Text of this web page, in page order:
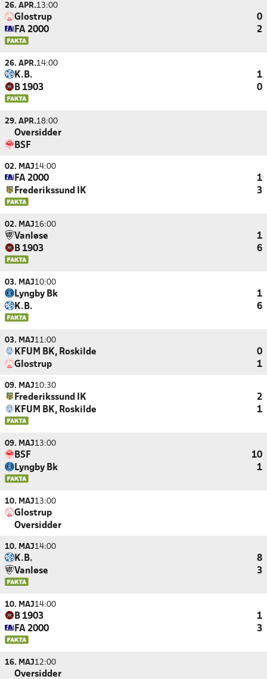
26. APR.13:00
Glostrup
0
FA 2000
2
26. APR.14:00
K.B.
1
B 1903
0
29. APR.18:00
Oversidder
BSF
02. MAJ14:00
FA 2000
1
Frederikssund IK
3
02. MAJ16:00
Vanløse
1
B 1903
6
03. MAJ10:00
Lyngby Bk
1
K.B.
6
03. MAJ11:00
KFUM BK, Roskilde
0
Glostrup
1
09. MAJ10:30
Frederikssund IK
2
KFUM BK, Roskilde
1
09. MAJ13:00
BSF
10
Lyngby Bk
1
10. MAJ13:00
Glostrup
Oversidder
10. MAJ14:00
K.B.
8
Vanløse
3
10. MAJ14:00
B 1903
1
FA 2000
3
16. MAJ12:00
Oversidder